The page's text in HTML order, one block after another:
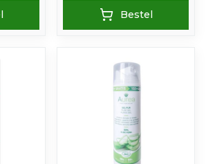
Bestel